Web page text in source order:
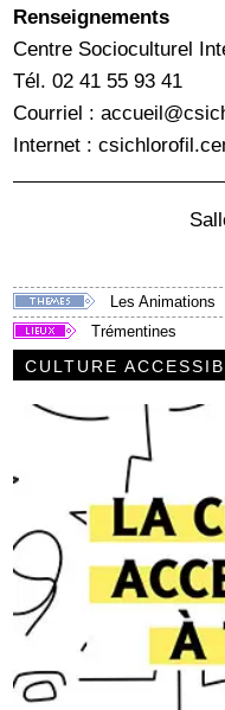
Renseignements
Centre Socioculturel
Tél. 02 41 55 93 41
Courriel :
Internet :
Les Animations
Trémentines
CULTURE